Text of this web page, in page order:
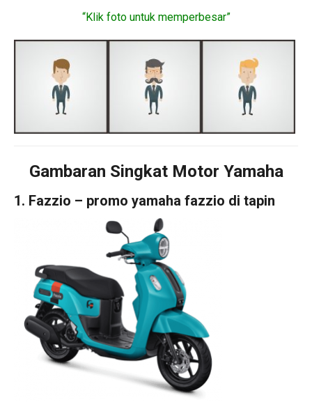
“Klik foto untuk memperbesar”
Gambaran Singkat Motor Yamaha
1. Fazzio – promo yamaha fazzio di tapin